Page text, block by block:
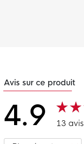
Avis sur ce produit
4.9 13 avis